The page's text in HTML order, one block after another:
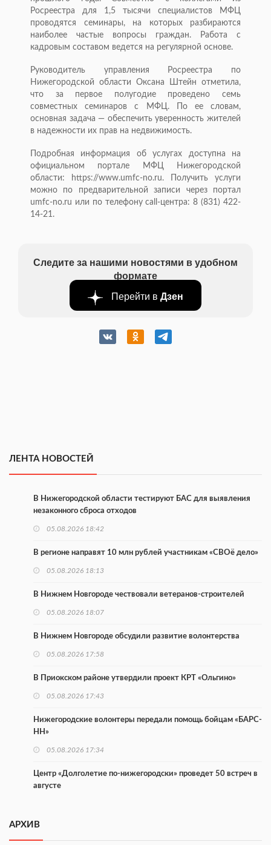
Росреестра для 1,5 тысячи специалистов МФЦ
проводятся семинары, на которых разбираются
наиболее частые вопросы граждан. Работа с
кадровым составом ведется на регулярной основе.
Руководитель управления Росреестра по
Нижегородской области Оксана Штейн отметила,
что за первое полугодие проведено семь
совместных семинаров с МФЦ. По ее словам,
основная задача — обеспечить уверенность жителей
в надежности их прав на недвижимость.
Подробная информация об услугах доступна на
официальном портале МФЦ Нижегородской
области: https://www.umfc-no.ru. Получить услуги
можно по предварительной записи через портал
umfc-no.ru или по телефону call-центра: 8 (831) 422-
14-21.
Следите за нашими новостями в удобном
формате
Перейти в Дзен
ЛЕНТА НОВОСТЕЙ
В Нижегородской области тестируют БАС для выявления
незаконного сброса отходов
05.08.2026 18:42
В регионе направят 10 млн рублей участникам «СВОё дело»
05.08.2026 18:13
В Нижнем Новгороде чествовали ветеранов-строителей
05.08.2026 18:07
В Нижнем Новгороде обсудили развитие волонтерства
05.08.2026 17:58
В Приокском районе утвердили проект КРТ «Ольгино»
05.08.2026 17:43
Нижегородские волонтеры передали помощь бойцам «БАРС-
НН»
05.08.2026 17:34
Центр «Долголетие по-нижегородски» проведет 50 встреч в
августе
Совет молодых ученых начал работу при правительстве
региона
АРХИВ